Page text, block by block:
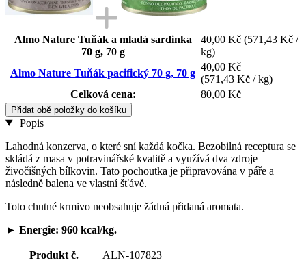
Almo Nature Tuňák a mladá sardinka
70 g, 70 g
40,00 Kč (571,43 Kč /
kg)
Almo Nature Tuňák pacifický 70 g, 70 g
40,00 Kč
(571,43 Kč / kg)
Celková cena:
80,00 Kč
Přidat obě položky do košíku
Popis
Lahodná konzerva, o které sní každá kočka. Bezobilná receptura se
skládá z masa v potravinářské kvalitě a využívá dva zdroje
živočišných bílkovin. Tato pochoutka je připravována v páře a
následně balena ve vlastní šťávě.
Toto chutné krmivo neobsahuje žádná přidaná aromata.
► Energie: 960 kcal/kg.
Produkt č.
ALN-107823